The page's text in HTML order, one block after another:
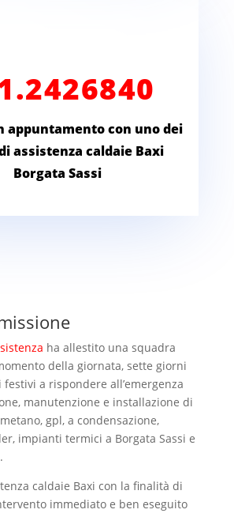
appuntamento con uno dei
assistenza caldaie Baxi
Borgata Sassi
ha allestito una squadra
della giornata, sette giorni
a rispondere all’emergenza
manutenzione e installazione di
gpl, a condensazione,
impianti termici a Borgata Sassi e
caldaie Baxi con la finalità di
immediato e ben eseguito